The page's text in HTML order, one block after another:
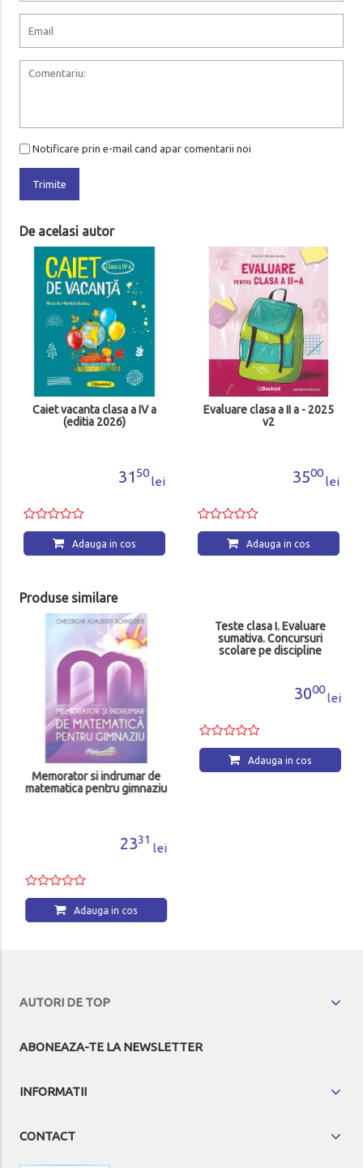
Notificare prin e-mail cand apar comentarii noi
Trimite
De acelasi autor
Caiet vacanta clasa a IV a
(editia 2026)
31 50
lei
Adauga in cos
Evaluare clasa a II a - 2025
v2
3500
lei
Adauga in cos
Produse similare
Memorator si indrumar de
matematica pentru gimnaziu
2331
lei
Adauga in cos
Teste clasa I. Evaluare
AUTORI DE TOP
ABONEAZA-TE LA NEWSLETTER
INFORMATII
CONTACT